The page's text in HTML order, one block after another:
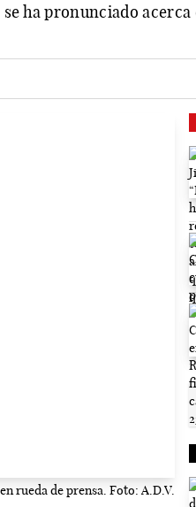
ha pronunciado acerca
rueda de prensa. Foto: A.D.V.